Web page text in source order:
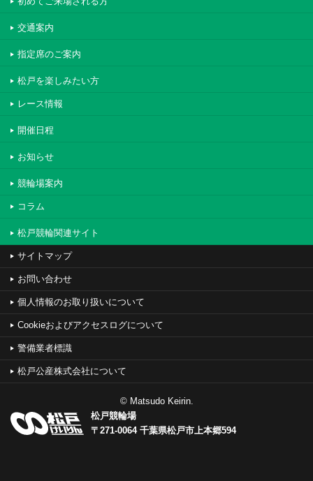
交通案内
指定席のご案内
松戸を楽しみたい方
レース情報
開催日程
お知らせ
競輪場案内
コラム
松戸競輪関連サイト
サイトマップ
お問い合わせ
個人情報のお取り扱いについて
Cookieおよびアクセスログについて
警備業者標識
松戸公産株式会社について
© Matsudo Keirin.
松戸競輪場
〒271-0064 千葉県松戸市上本郷594